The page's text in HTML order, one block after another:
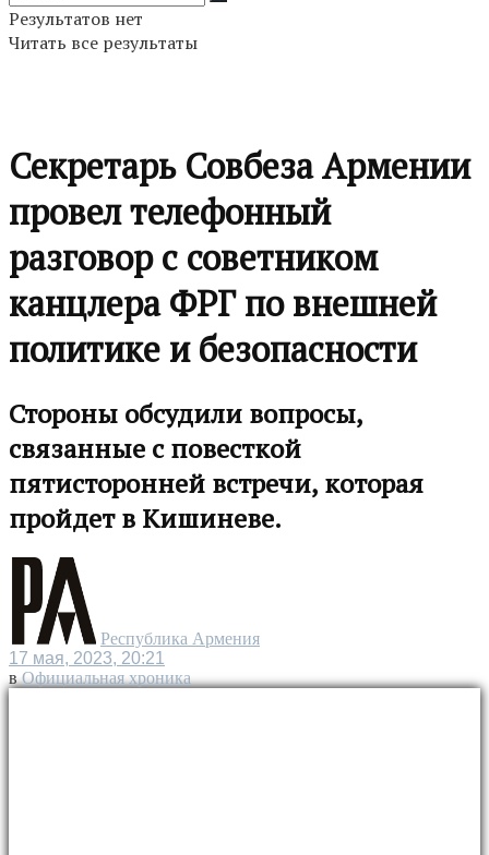
Результатов нет
Читать все результаты
Секретарь Совбеза Армении
провел телефонный
разговор с советником
канцлера ФРГ по внешней
политике и безопасности
Стороны обсудили вопросы,
связанные с повесткой
пятисторонней встречи, которая
пройдет в Кишиневе.
Республика Армения
17 мая, 2023, 20:21
в Официальная хроника